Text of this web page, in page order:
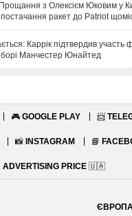
з Олексієм Юковим у
ракет до Patriot
Каррік підтвердив участь
Манчестер Юнайтед
🎮 GOOGLE PLAY 📨
📸 INSTAGRAM 📘
ADVERTISING PRICE 🇺🇦